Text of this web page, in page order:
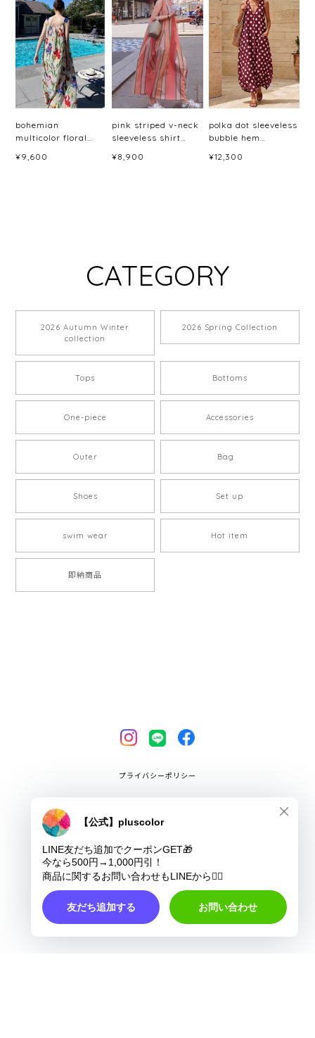
bohemian
multicolor floral
d10045887＞
¥9,600
pink striped v-neck
sleeveless shirt
¥8,900
polka dot sleeveless
bubble hem
d3060＞
¥12,300
CATEGORY
2026 Autumn Winter
collection
2026 Spring Collection
Tops Bottoms
One-piece Accessories
Outer Bag
Shoes Set up
swim wear Hot item
即納商品
プライバシーポリシー